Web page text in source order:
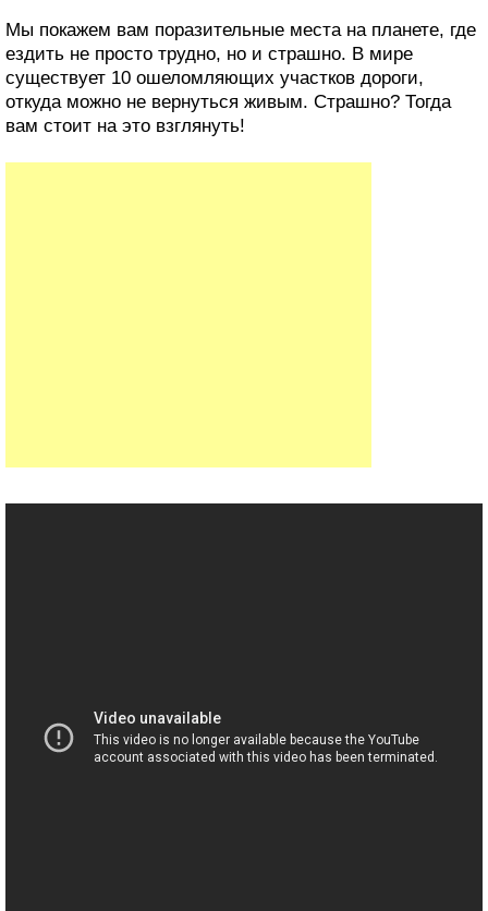
Мы покажем вам поразительные места на планете, где
ездить не просто трудно, но и страшно. В мире
существует 10 ошеломляющих участков дороги,
откуда можно не вернуться живым. Страшно? Тогда
вам стоит на это взглянуть!